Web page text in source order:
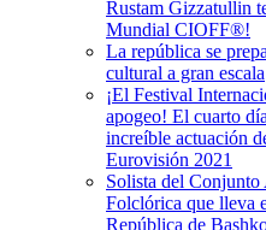
Rustam Gizzatullin
Mundial CIOFF®!
La república se
cultural a gran escala
¡El Festival
apogeo! El cuarto
increíble actuación
Eurovisión 2021
Solista del Conjunto
Folclórica que lleva
República de